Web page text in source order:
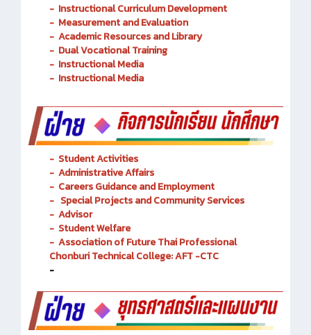
- Instructional Curriculum Development
- Measurement and Evaluation
- Academic Resources and Library
- Dual Vocational Training
- Instructional Media
- Instructional Media
- Student Activities
- Administrative Affairs
- Careers Guidance and Employment
- Special Projects and Community Services
- Advisor
- Student Welfare
- Association of Future Thai Professional
Chonburi Technical College: AFT -CTC
-